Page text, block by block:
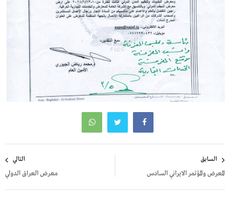
المقالات
السابق
المعرض والمؤتمر الايراني السادس
التالي
معرض العراق الدولي